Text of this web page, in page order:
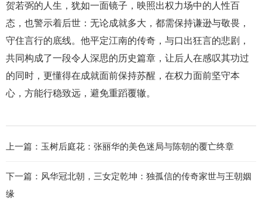
贺若弼的人生，犹如一面镜子，映照出权力场中的人性百
态，也警示着后世：无论成就多大，都需保持谦逊与敬畏，
守住言行的底线。他平定江南的传奇，与口出狂言的悲剧，
共同构成了一段令人深思的历史篇章，让后人在感叹其功过
的同时，更懂得在成就面前保持苏醒，在权力面前坚守本
心，方能行稳致远，避免重蹈覆辙。
上一篇： 玉树后庭花：张丽华的美色迷局与陈朝的覆亡终章
下一篇： 风华冠北朝，三女定乾坤：独孤信的传奇家世与王朝姻
缘